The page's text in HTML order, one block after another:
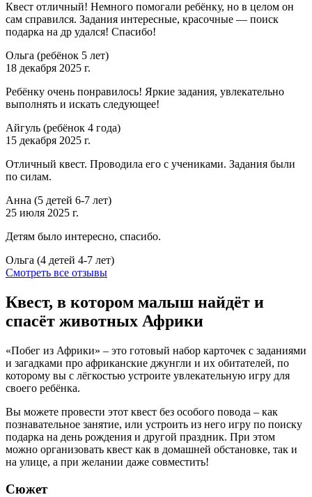
Квест отличный! Немного помогали ребёнку, но в целом он
сам справился. Задания интересные, красочные — поиск
подарка на др удался! Спасибо!
Ольга (ребёнок 5 лет)
18 декабря 2025 г.
Ребёнку очень понравилось! Яркие задания, увлекательно
выполнять и искать следующее!
Айгуль (ребёнок 4 года)
15 декабря 2025 г.
Отличный квест. Проводила его с учениками. Задания были
по силам.
Анна (5 детей 6-7 лет)
25 июля 2025 г.
Детям было интересно, спасибо.
Ольга (4 детей 4-7 лет)
Смотреть все отзывы
Квест, в котором малыш найдёт и
спасёт животных Африки
«Побег из Африки» – это готовый набор карточек с заданиями
и загадками про африканские джунгли и их обитателей, по
которому вы с лёгкостью устроите увлекательную игру для
своего ребёнка.
Вы можете провести этот квест без особого повода – как
познавательное занятие, или устроить из него игру по поиску
подарка на день рождения и другой праздник. При этом
можно организовать квест как в домашней обстановке, так и
на улице, а при желании даже совместить!
Сюжет